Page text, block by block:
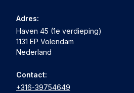
Adres:
Haven 45 (1e verdieping)
1131 EP Volendam
Nederland
Contact:
+316-39754649